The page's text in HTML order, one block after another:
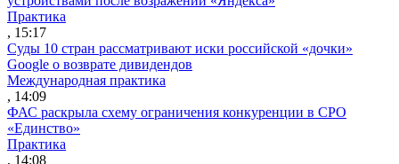
Практика
, 15:17
Суды 10 стран рассматривают иски российской «дочки»
Google о возврате дивидендов
Международная практика
, 14:09
ФАС раскрыла схему ограничения конкуренции в СРО
«Единство»
Практика
, 14:08